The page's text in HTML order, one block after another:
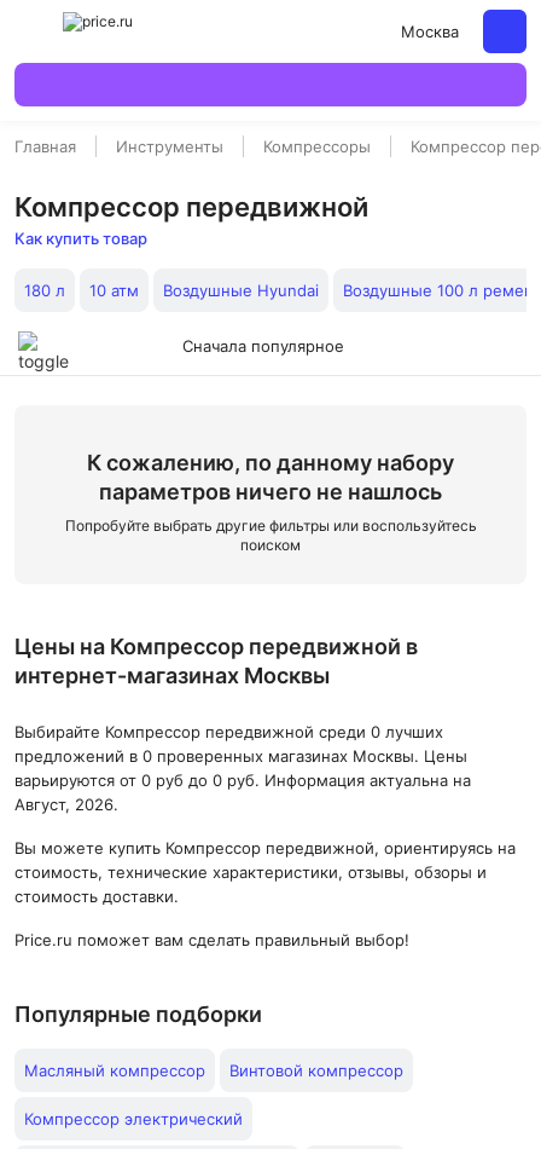
Москва
Главная Инструменты Компрессоры Компрессор
Компрессор передвижной
Как купить товар
180 л 10 атм Воздушные Hyundai Воздушные 100 л
Сначала популярное
К сожалению, по данному набору
параметров ничего не нашлось
Попробуйте выбрать другие фильтры или воспользуйтесь
поиском
Цены на Компрессор передвижной в
интернет-магазинах Москвы
Выбирайте Компрессор передвижной среди 0 лучших
предложений в 0 проверенных магазинах Москвы. Цены
варьируются от 0 руб до 0 руб. Информация актуальна на
Август, 2026.
Вы можете купить Компрессор передвижной, ориентируясь на
стоимость, технические характеристики, отзывы, обзоры и
стоимость доставки.
Price.ru поможет вам сделать правильный выбор!
Популярные подборки
Масляный компрессор Винтовой компрессор
Компрессор электрический